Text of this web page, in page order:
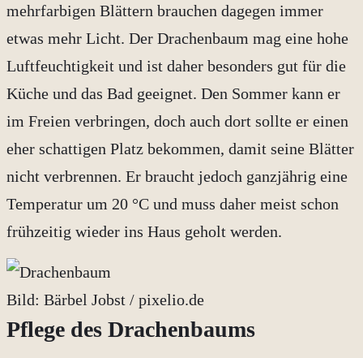
mehrfarbigen Blättern brauchen dagegen immer
etwas mehr Licht. Der Drachenbaum mag eine hohe
Luftfeuchtigkeit und ist daher besonders gut für die
Küche und das Bad geeignet. Den Sommer kann er
im Freien verbringen, doch auch dort sollte er einen
eher schattigen Platz bekommen, damit seine Blätter
nicht verbrennen. Er braucht jedoch ganzjährig eine
Temperatur um 20 °C und muss daher meist schon
frühzeitig wieder ins Haus geholt werden.
Bild: Bärbel Jobst / pixelio.de
Pflege des Drachenbaums